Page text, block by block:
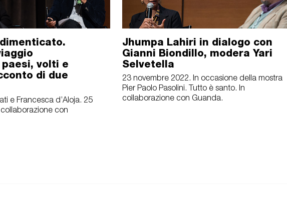
volti e
di due
e Francesca d’Aloja. 25
con
Jhumpa Lahiri in dialogo con
Gianni Biondillo, modera Yari
Selvetella
23 novembre 2022. In occasione della mostra
Pier Paolo Pasolini. Tutto è santo. In
collaborazione con Guanda.